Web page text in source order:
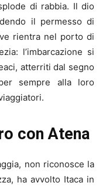
di rabbia. Il dio
il permesso di
rientra nel porto di
l’imbarcazione si
atterriti dal segno
sempre alla loro
con Atena
non riconosce la
ha avvolto Itaca in